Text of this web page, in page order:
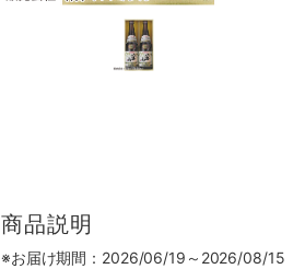
商品説明
※お届け期間：2026/06/19～2026/08/15